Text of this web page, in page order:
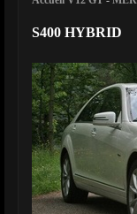
S400 HYBRID